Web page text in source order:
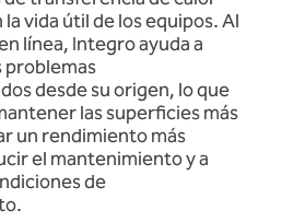
vida útil de los equipos. Al
línea, Integro ayuda a
desde su origen, lo que
las superficies más
un rendimiento más
el mantenimiento y a
de